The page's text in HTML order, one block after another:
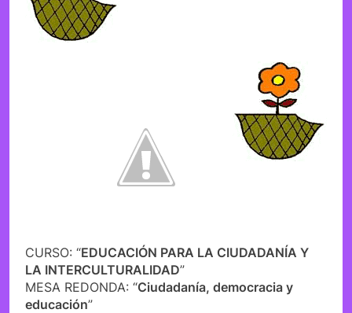
CURSO: “EDUCACIÓN PARA LA CIUDADANÍA Y
LA INTERCULTURALIDAD”
MESA REDONDA: “Ciudadanía, democracia y
educación”